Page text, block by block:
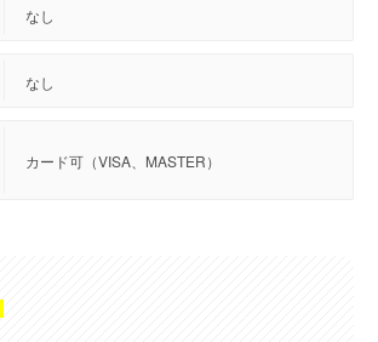
なし
なし
カード可（VISA、MASTER）